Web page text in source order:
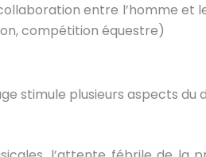
entre l’homme
compétition équestre)
stimule plusieurs aspects